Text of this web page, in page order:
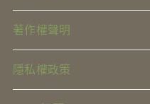
著作權聲明
隱私權政策